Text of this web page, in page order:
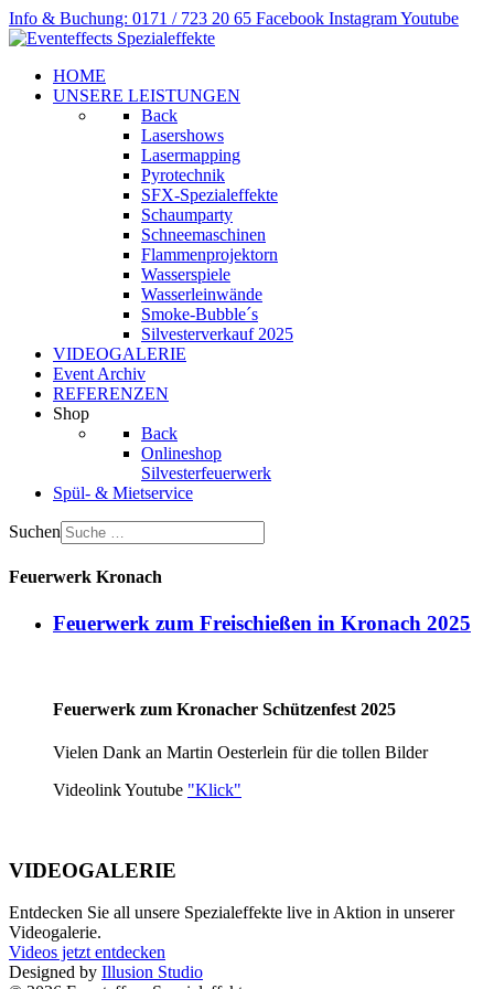
Info & Buchung: 0171 / 723 20 65 Facebook InstagramYoutube
HOME
UNSERE LEISTUNGEN
Back
Lasershows
Lasermapping
Pyrotechnik
SFX-Spezialeffekte
Schaumparty
Schneemaschinen
Flammenprojektorn
Wasserspiele
Wasserleinwände
Smoke-Bubble´s
Silvesterverkauf 2025
VIDEOGALERIE
Event Archiv
REFERENZEN
Shop
Back
Onlineshop
Silvesterfeuerwerk
Spül- & Mietservice
Suchen
Feuerwerk Kronach
Feuerwerk zum Freischießen in Kronach 2025
Feuerwerk zum Kronacher Schützenfest 2025
Vielen Dank an Martin Oesterlein für die tollen Bilder
Videolink Youtube "Klick"
VIDEOGALERIE
Entdecken Sie all unsere Spezialeffekte live in Aktion in unserer
Videogalerie.
Videos jetzt entdecken
Designed by Illusion Studio